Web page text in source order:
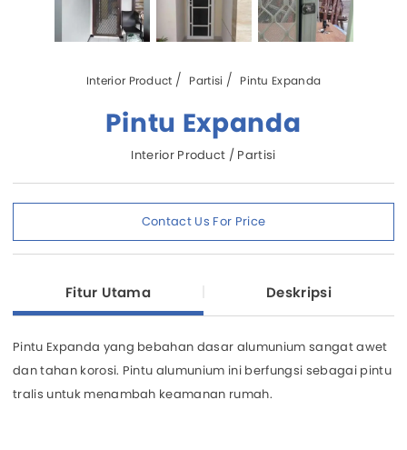
Interior Product Partisi Pintu Expanda
Pintu Expanda
Interior Product / Partisi
Contact Us For Price
Fitur Utama Deskripsi
Pintu Expanda yang bebahan dasar alumunium sangat awet
dan tahan korosi. Pintu alumunium ini berfungsi sebagai pintu
tralis untuk menambah keamanan rumah.